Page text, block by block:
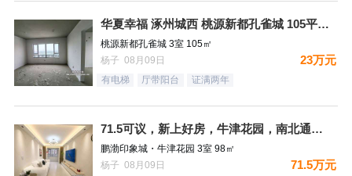
华夏幸福 涿州城西 桃源新都孔雀城 105平 23万 毛坯满
桃源新都孔雀城 3室 105㎡
杨子 08月09日
23万元
有电梯 厅带阳台 证满两年
71.5可议，新上好房，牛津花园，南北通透大三居，精装未住，
鹏渤印象城・牛津花园 3室 98㎡
杨子 08月09日
71.5万元